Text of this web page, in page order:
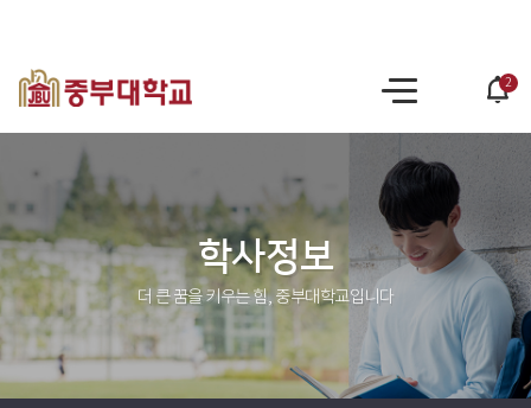
사
트
2
학사정보
더 큰 꿈을 키우는 힘, 중부대학교입니다